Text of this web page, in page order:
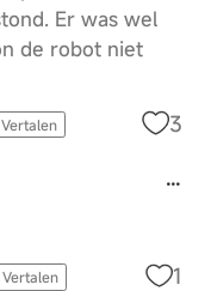
Er was wel
de robot niet
Vertalen 3
Vertalen 1